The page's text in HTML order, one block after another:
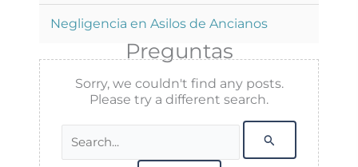
Negligencia en Asilos de Ancianos
Preguntas
Sorry, we couldn't find any posts.
Please try a different search.
Buscar
por: